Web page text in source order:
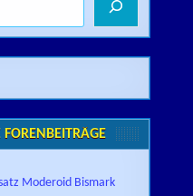
Feed
FORENBEITRÄGE
Moderoid Bismark